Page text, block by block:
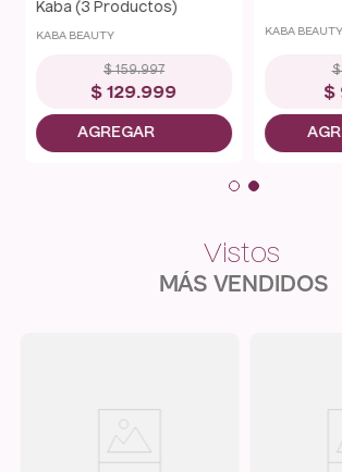
Kaba (3 Productos)
KABA BEAUTY
$ 159.997
$ 129.999
KABA BEAUTY
$
$
MÁS VENDIDOS